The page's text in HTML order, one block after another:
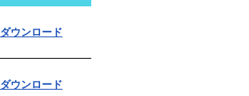
ダウンロード
ダウンロード